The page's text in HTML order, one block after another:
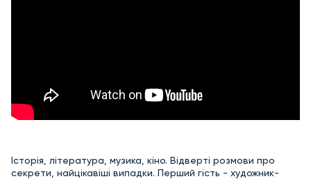
Історія, література, музика, кіно. Відверті розмови про
секрети, найцікавіші випадки. Перший гість - художник-